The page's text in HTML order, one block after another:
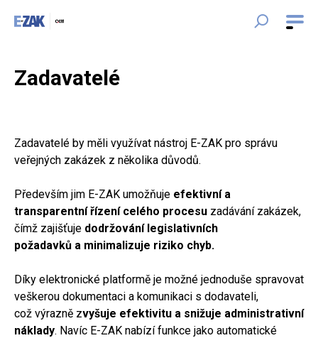
Zadavatelé
Zadavatelé by měli využívat nástroj E-ZAK pro správu
veřejných zakázek z několika důvodů.
Především jim E-ZAK umožňuje efektivní a
transparentní řízení celého procesu zadávání zakázek,
čímž zajišťuje dodržování legislativních
požadavků a minimalizuje riziko chyb.
Díky elektronické platformě je možné jednoduše spravovat
veškerou dokumentaci a komunikaci s dodavateli,
což výrazně zvyšuje efektivitu a snižuje administrativní
náklady. Navíc E-ZAK nabízí funkce jako automatické